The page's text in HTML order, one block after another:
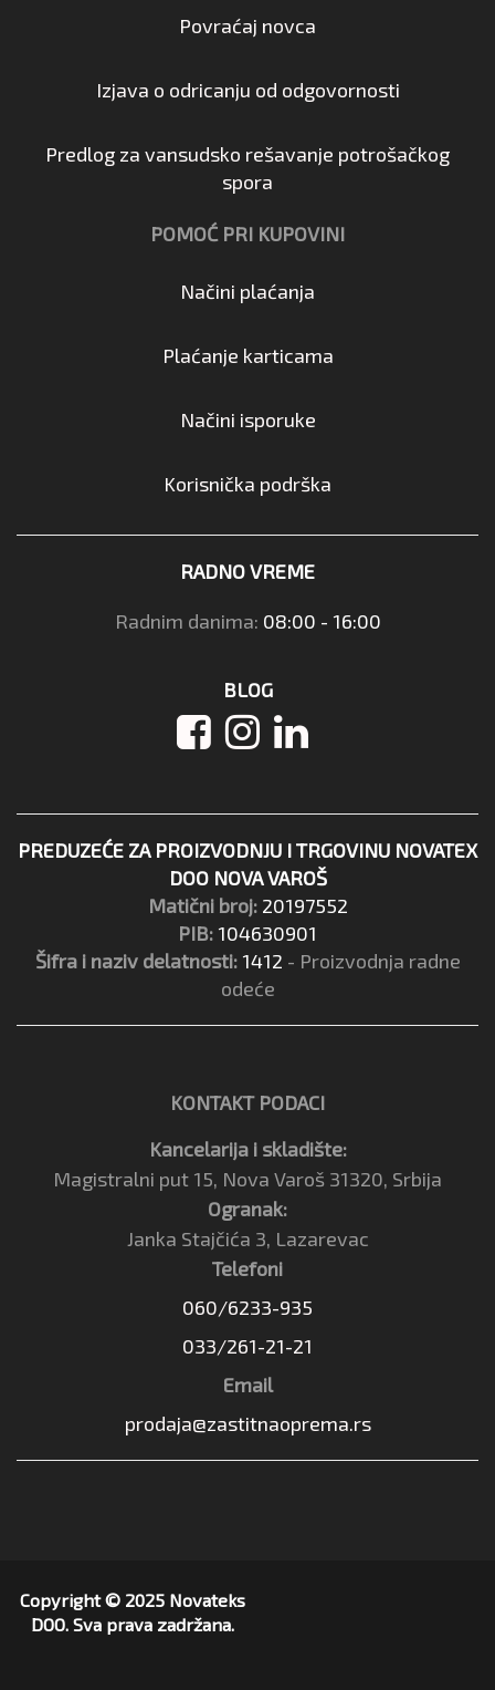
Povraćaj novca
Izjava o odricanju od odgovornosti
Predlog za vansudsko rešavanje potrošačkog
spora
POMOĆ PRI KUPOVINI
Načini plaćanja
Plaćanje karticama
Načini isporuke
Korisnička podrška
RADNO VREME
Radnim danima: 08:00 - 16:00
BLOG
PREDUZEĆE ZA PROIZVODNJU I TRGOVINU NOVATEX
DOO NOVA VAROŠ
Matični broj: 20197552
PIB: 104630901
Šifra i naziv delatnosti: 1412 - Proizvodnja radne
odeće
KONTAKT PODACI
Kancelarija i skladište:
Magistralni put 15, Nova Varoš 31320, Srbija
Ogranak:
Janka Stajčića 3, Lazarevac
Telefoni
060/6233-935
033/261-21-21
Email
prodaja@zastitnaoprema.rs
Copyright © 2025 Novateks
DOO. Sva prava zadržana.